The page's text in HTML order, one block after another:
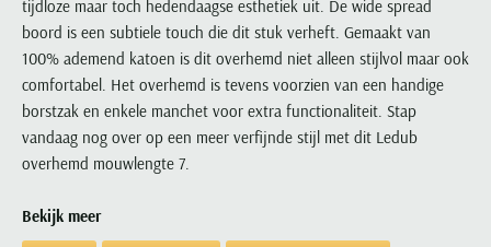
Xacus
Populaire kleuren
Wit overhemd heren
Zwart overhemd heren
Blauw overhemd heren
Vanguard
Grote maten
Grote maten poloshirts
Grote maten herenmode
Tommy Hilfiger
Vanguard
William Lockie
Populaire materialen
Katoenen trui
Lamswollen trui
Merino wol trui
Vanguard
Deals
2e broek voor de helft
Populaire merk lijnen
Tommy Hilfiger
UBR
Vanguard
Wellington of Billmore
Grote maten
State of Art
Superdry
Tenson
Tommy Hilfiger
Tramarossa
Alle merken sale
Mc Alson
Meyer
New Zealand
Olymp
tijdloze maar toch hedendaagse esthetiek uit. De wide spread
boord is een subtiele touch die dit stuk verheft. Gemaakt van
100% ademend katoen is dit overhemd niet alleen stijlvol maar ook
comfortabel. Het overhemd is tevens voorzien van een handige
borstzak en enkele manchet voor extra functionaliteit. Stap
vandaag nog over op een meer verfijnde stijl met dit Ledub
overhemd mouwlengte 7.
Bekijk meer